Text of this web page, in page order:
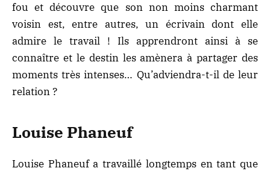
fou et découvre que son non moins charmant
voisin est, entre autres, un écrivain dont elle
admire le travail ! Ils apprendront ainsi à se
connaître et le destin les amènera à partager des
moments très intenses… Qu’adviendra-t-il de leur
relation ?
Louise Phaneuf
Louise Phaneuf a travaillé longtemps en tant que